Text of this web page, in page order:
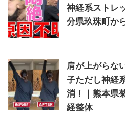
神経系ストレ
分県玖珠町か
肩が上がらな
子ただし神経
消！｜熊本県
経整体